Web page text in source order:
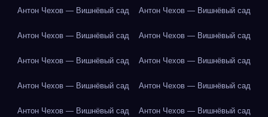
Антон Чехов — Вишнёвый сад Антон Чехов — Вишнёвый сад
Антон Чехов — Вишнёвый сад Антон Чехов — Вишнёвый сад
Антон Чехов — Вишнёвый сад Антон Чехов — Вишнёвый сад
Антон Чехов — Вишнёвый сад Антон Чехов — Вишнёвый сад
Антон Чехов — Вишнёвый сад Антон Чехов — Вишнёвый сад